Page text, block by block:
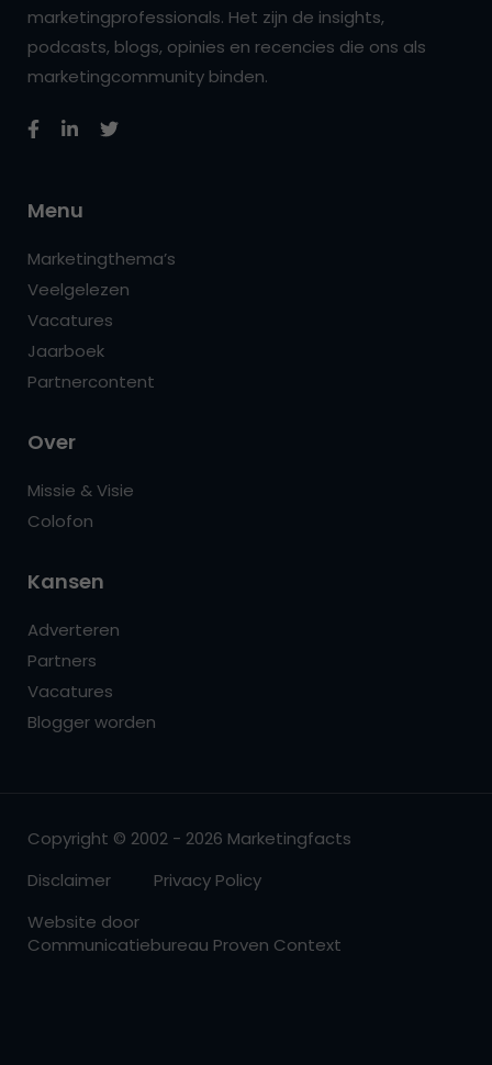
marketingprofessionals. Het zijn de insights,
podcasts, blogs, opinies en recencies die ons als
marketingcommunity binden.
Menu
Marketingthema’s
Veelgelezen
Vacatures
Jaarboek
Partnercontent
Over
Missie & Visie
Colofon
Kansen
Adverteren
Partners
Vacatures
Blogger worden
Copyright © 2002 - 2026 Marketingfacts
Disclaimer
Privacy Policy
Website door
Communicatiebureau Proven Context